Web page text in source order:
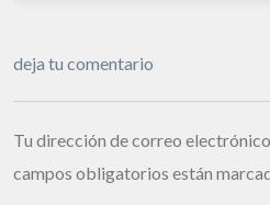
deja tu comentario
Tu dirección de correo
campos obligatorios están